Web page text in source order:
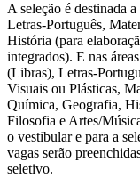
A seleção é destinada
Letras-Português,
História (para
integrados). E nas
(Libras), Letras-
Visuais ou Plásticas,
Química, Geografia,
Filosofia e Artes/
o vestibular e para a
vagas serão
seletivo.